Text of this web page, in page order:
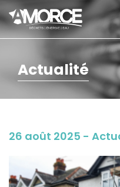
Actualité
26 août 2025 -